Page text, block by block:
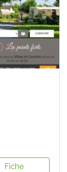
Fiche